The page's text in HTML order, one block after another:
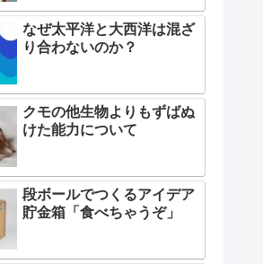
なぜ太平洋と大西洋は混ざ
り合わないのか？
クモの他生物よりもずばぬ
けた能力について
段ボールでつくるアイデア
貯金箱「食べちゃうぞ」